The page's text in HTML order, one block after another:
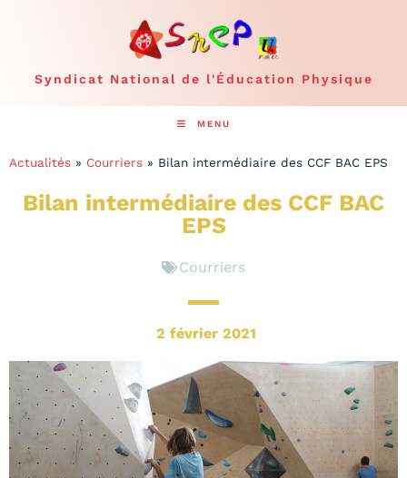
Syndicat National de l'Éducation Physique
MENU
Actualités » Courriers » Bilan intermédiaire des CCF BAC EPS
Bilan intermédiaire des CCF BAC
EPS
Courriers
2 février 2021